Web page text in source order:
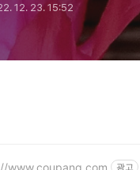
12. 23. 15:52
www.coupang.com 광고